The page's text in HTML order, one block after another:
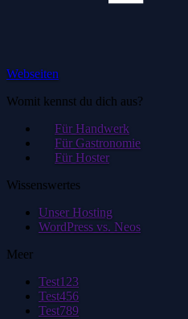
Webseiten
Womit kennst du dich aus?
Für Handwerk
Für Gastronomie
Für Hoster
Wissenswertes
Unser Hosting
WordPress vs. Neos
Meer
Test123
Test456
Test789